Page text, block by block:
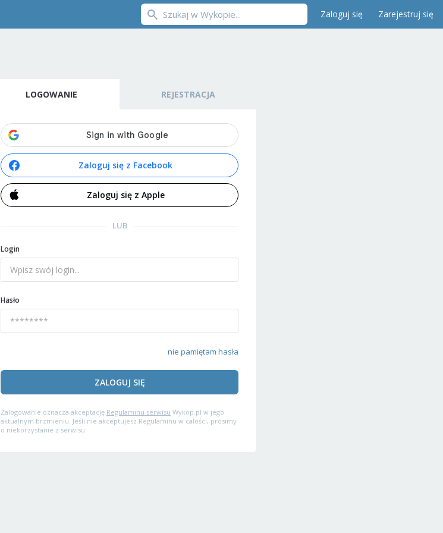
Zaloguj się Zarejestruj się
LOGOWANIE REJESTRACJA
Zaloguj się z Facebook
Zaloguj się z Apple
LUB
Login
Hasło
nie pamiętam hasła
ZALOGUJ SIĘ
Zalogowanie oznacza akceptację Regulaminu serwisu Wykop.pl w jego
aktualnym brzmieniu. Jeśli nie akceptujesz Regulaminu w całości, prosimy
o niekorzystanie z serwisu.